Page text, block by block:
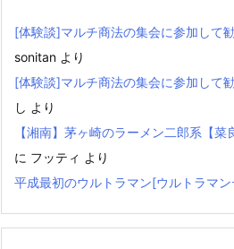
[体験談]マルチ商法の集会に参加して
sonitan より
[体験談]マルチ商法の集会に参加して
し より
【湘南】茅ヶ崎のラーメン二郎系【
に フッティ より
平成最初のウルトラマン[ウルトラマ